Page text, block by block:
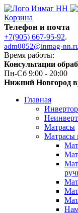
Корзина
Телефон и почта
+7(905) 667-95-92.
adm0052@inmag-
Время работы:
Консультации
Пн-Сб 9:00 - 20:00
Нижний Новгород
Главная
Матрасы
Матрасы